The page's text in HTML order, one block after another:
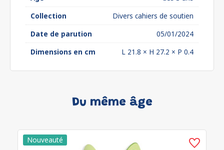
Collection
Divers cahiers de soutien
Date de parution
05/01/2024
Dimensions en cm
L 21.8 × H 27.2 × P 0.4
Du même âge